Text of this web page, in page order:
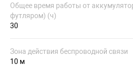
Общее время работы от
футляром) (ч)
30
Зона действия беспроводной связи
10 м